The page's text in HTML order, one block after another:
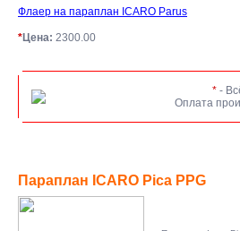
Флаер на параплан ICARO Parus
*Цена: 2300.00
* -
Оплата
Параплан ICARO Pica PPG